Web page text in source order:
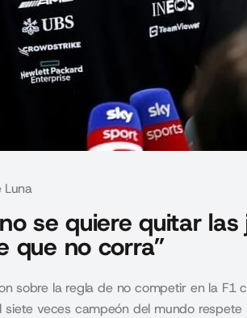
Luna
se quiere quitar
que no corra”
sobre la regla de no competir en la F1
veces campeón del mundo